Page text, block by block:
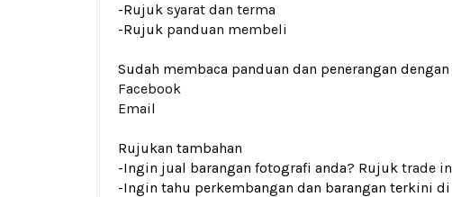
-Rujuk syarat dan terma
-Rujuk panduan membeli
Sudah membaca panduan dan penerangan
Facebook
Email
Rujukan tambahan
-Ingin jual barangan fotografi anda? Rujuk trade in
-Ingin tahu perkembangan dan barangan terkini